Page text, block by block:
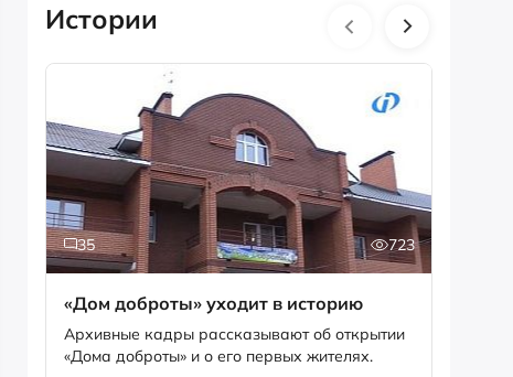
Истории
35 723
«Дом доброты» уходит в историю
Архивные кадры рассказывают об открытии
«Дома доброты» и о его первых жителях.